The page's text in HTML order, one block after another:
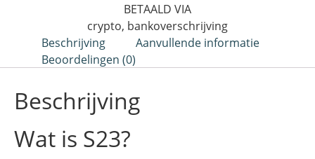
BETAALD VIA
crypto, bankoverschrijving
Beschrijving
Aanvullende informatie
Beoordelingen (0)
Beschrijving
Wat is S23?